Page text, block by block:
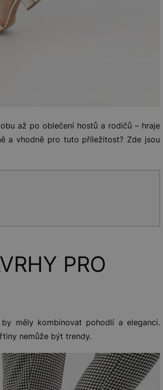
až po oblečení hostů a rodičů – hraje
a vhodně pro tuto příležitost? Zde jsou
PRO
měly kombinovat pohodlí a eleganci.
nemůže být trendy.